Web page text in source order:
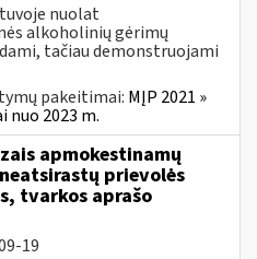
nuolat
alkoholinių gėrimų
tačiau demonstruojami
pakeitimai: MĮP 2021 »
nuo 2023 m.
apmokestinamų
prievolės
tvarkos aprašo
19